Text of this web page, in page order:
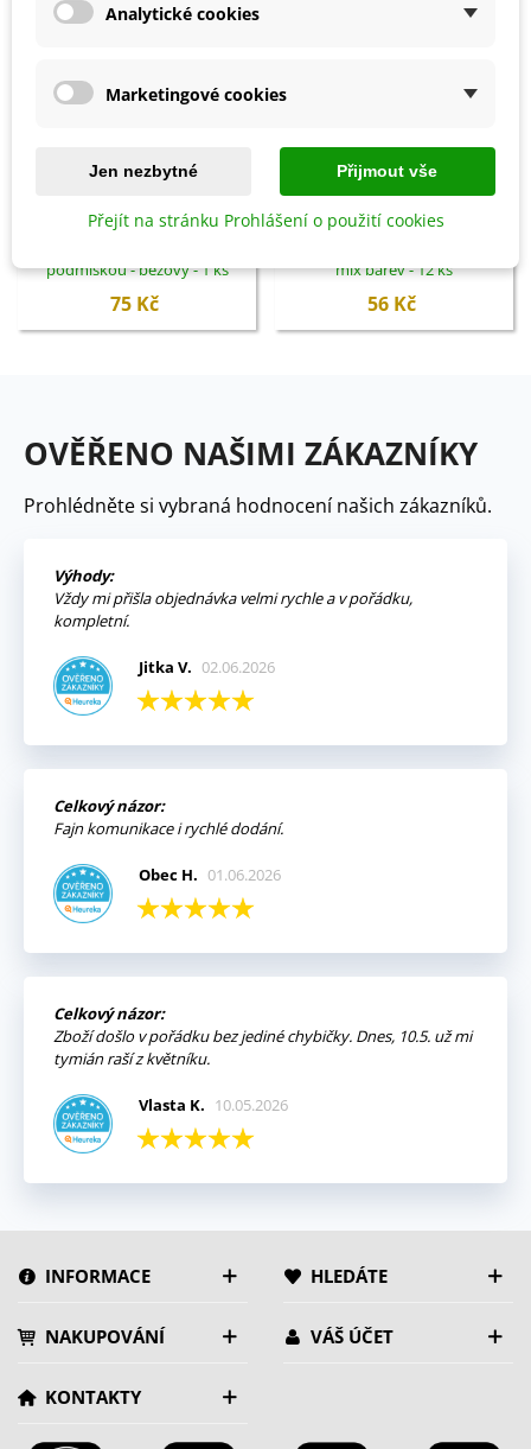
Přidat do košíku
podmiskou - béžový - 1 ks
75 Kč
Přidat do košíku
mix barev - 12 ks
56 Kč
OVĚŘENO NAŠIMI ZÁKAZNÍKY
Prohlédněte si vybraná hodnocení našich zákazníků.
Výhody:
Vždy mi přišla objednávka velmi rychle a v pořádku,
kompletní.
Jitka V. 02.06.2026
Celkový názor:
Fajn komunikace i rychlé dodání.
Obec H. 01.06.2026
Celkový názor:
Zboží došlo v pořádku bez jediné chybičky. Dnes, 10.5. už mi
tymián raší z květníku.
Vlasta K. 10.05.2026
INFORMACE HLEDÁTE
NAKUPOVÁNÍ VÁŠ ÚČET
KONTAKTY
Analytické cookies
Marketingové cookies
Jen nezbytné Přijmout vše
Přejít na stránku Prohlášení o použití cookies